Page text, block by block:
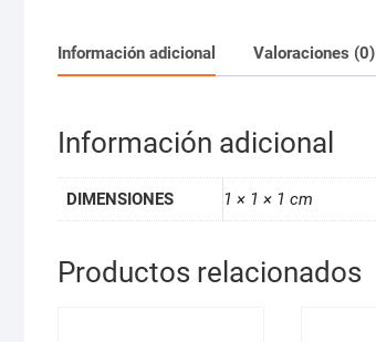
Información adicional Valoraciones (0)
Información adicional
DIMENSIONES 1 × 1 × 1 cm
Productos relacionados